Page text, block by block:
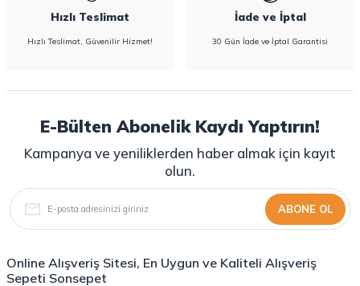
Hızlı Teslimat
Hızlı Teslimat, Güvenilir Hizmet!
İade ve İptal
30 Gün İade ve İptal Garantisi
E-Bülten Abonelik Kaydı Yaptırın!
Kampanya ve yeniliklerden haber almak için kayıt
olun.
ABONE OL
Online Alışveriş Sitesi, En Uygun ve Kaliteli Alışveriş
Sepeti Sonsepet